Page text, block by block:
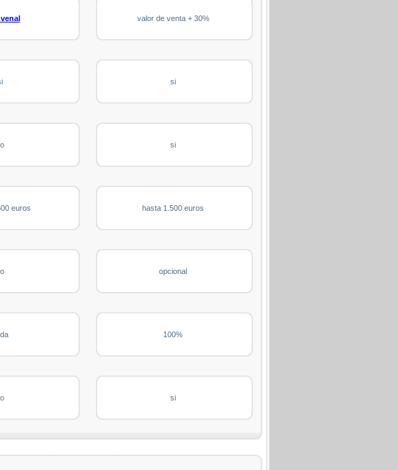
valor de venta + 30%
si
si
euros hasta 1.500 euros
opcional
100%
si